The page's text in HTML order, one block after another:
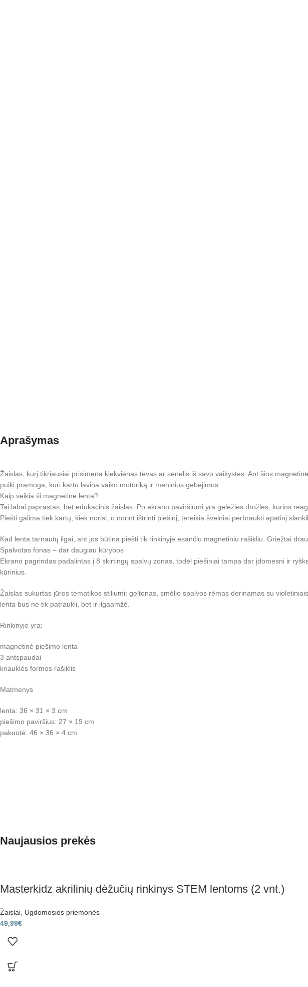
Aprašymas
Žaislas, kurį tikriausiai prisimena kiekvienas tėvas ar senelis iš savo vaikystės. Ant šios
puiki pramoga, kuri kartu lavina vaiko motoriką ir meninius gebėjimus.
Kaip veikia ši magnetinė lenta?
Tai labai paprastas, bet edukacinis žaislas. Po ekrano paviršiumi yra geležies drožlės, kurios
Piešti galima tiek kartų, kiek norisi, o norint ištrinti piešinį, tereikia švelniai perbraukti apatinį
Kad lenta tarnautų ilgai, ant jos būtina piešti tik rinkinyje esančiu magnetiniu rašikliu. Griežtai
Spalvotas fonas – dar daugiau kūrybos
Ekrano pagrindas padalintas į 8 skirtingų spalvų zonas, todėl piešiniai tampa dar įdomesni ir
kūrinius.
Žaislas sukurtas jūros tematikos stiliumi: geltonas, smėlio spalvos rėmas derinamas su
lenta bus ne tik patraukli, bet ir ilgaamžė.
Rinkinyje yra:
magnetinė piešimo lenta
3 antspaudai
kriauklės formos rašiklis
Matmenys
lenta: 36 × 31 × 3 cm
piešimo paviršius: 27 × 19 cm
pakuotė: 46 × 36 × 4 cm
Naujausios prekės
Masterkidz akrilinių dėžučių rinkinys STEM lentoms (2 vnt.)
Žaislai, Ugdomosios priemonės
49,99€